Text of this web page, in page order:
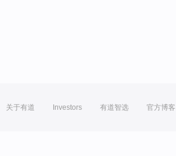
关于有道 Investors 有道智选 官方博客